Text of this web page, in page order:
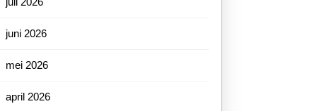
juni 2026
mei 2026
april 2026